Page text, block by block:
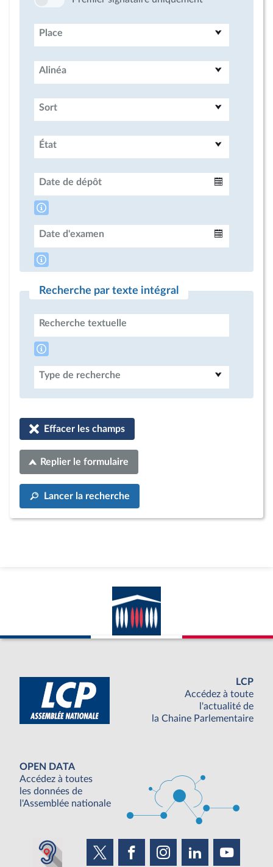
Place
Alinéa
Sort
État
Date de dépôt
Date d'examen
Recherche par texte intégral
Recherche textuelle
Type de recherche
Effacer les champs
Replier le formulaire
Lancer la recherche
LCP
Accédez à toute
l'actualité de
la Chaine Parlementaire
OPEN DATA
Accédez à toutes
les données de
l'Assemblée nationale